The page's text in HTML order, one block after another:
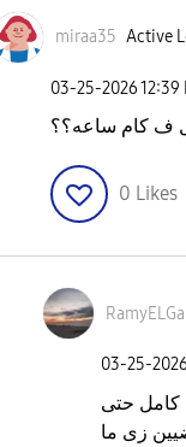
miraa35 Active
‎03-25-202612:39
ف كام ساعه؟؟
0 Likes
‎03-25-2026
كامل حتى
10 جيجا فاضيين زى ما